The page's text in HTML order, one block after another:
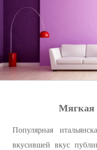
Популярная
вкусившей вкус